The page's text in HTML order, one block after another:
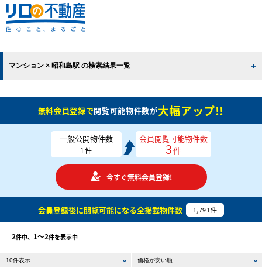
マンション × 昭和島駅 の検索結果一覧
無料会員登録で閲覧可能物件数が大幅アップ!!
一般公開物件数
1件
会員閲覧可能物件数
3件
今すぐ無料会員登録!
会員登録後に閲覧可能になる全掲載物件数 1,791件
2件中、 1〜2件を表示中